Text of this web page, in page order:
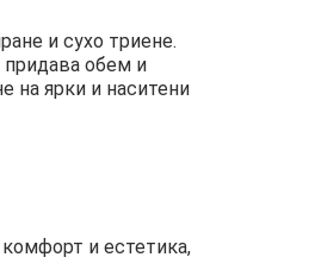
и сухо триене.
придава обем и
на ярки и наситени
и естетика,